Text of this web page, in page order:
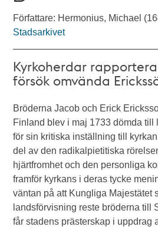
Författare: Hermonius, Michael
Stadsarkivet
Kyrkoherdar
försök omvända
Bröderna Jacob och Erick
Finland blev i maj 1733 dömda till
för sin kritiska inställning till
del av den radikalpietitiska
hjärtfromhet och den personliga
framför kyrkans i deras tycke
väntan på att Kungliga Majestätet
landsförvisning reste bröderna till
får stadens prästerskap i uppdrag